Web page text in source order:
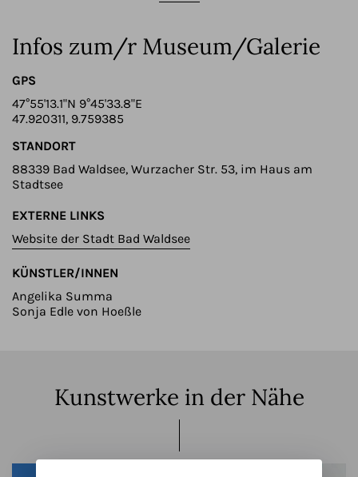
Infos zum/r Museum/Galerie
GPS
47°55'13.1"N 9°45'33.8"E
47.920311, 9.759385
STANDORT
88339 Bad Waldsee, Wurzacher Str. 53, im Haus am
Stadtsee
EXTERNE LINKS
Website der Stadt Bad Waldsee
KÜNSTLER/INNEN
Angelika Summa
Sonja Edle von Hoeßle
Kunstwerke in der Nähe